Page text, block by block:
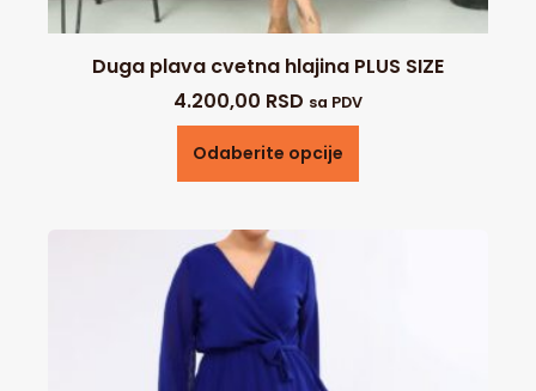
Duga plava cvetna hlajina PLUS SIZE
4.200,00 RSD sa PDV
Odaberite opcije